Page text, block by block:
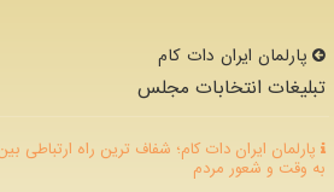
پارلمان ایران دات كام
تبلیغات انتخابات مجلس
پارلمان ایران دات کام؛ شفاف ترین راه ارتباطی
به وقت و شعور مردم